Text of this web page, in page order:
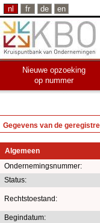
nl fr de en
Nieuwe opzoeking
op nummer
Gegevens van de
Algemeen
Ondernemingsnummer:
Status:
Rechtstoestand:
Begindatum: